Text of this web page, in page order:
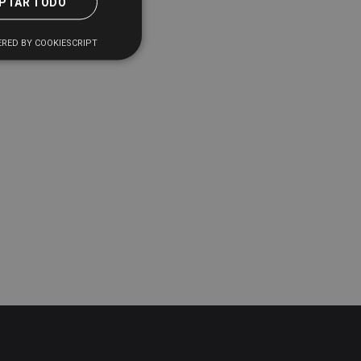
BY COOKIESCRIPT